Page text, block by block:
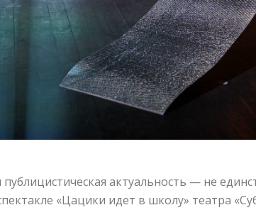
актуальность — не
«Цацики идет в школу» театра